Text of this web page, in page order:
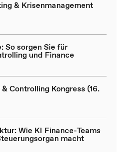
& Krisenmanagement
So sorgen Sie für
und Finance
Controlling Kongress (16.
Wie KI Finance-Teams
macht